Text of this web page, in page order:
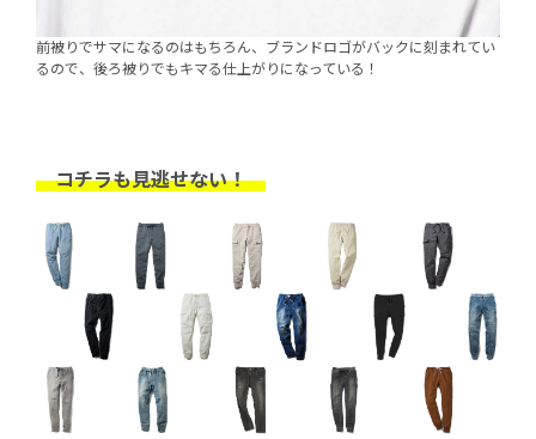
前被りでサマになるのはもちろん、ブランドロゴがバックに刻まれてい
るので、後ろ被りでもキマる仕上がりになっている！
コチラも見逃せない！